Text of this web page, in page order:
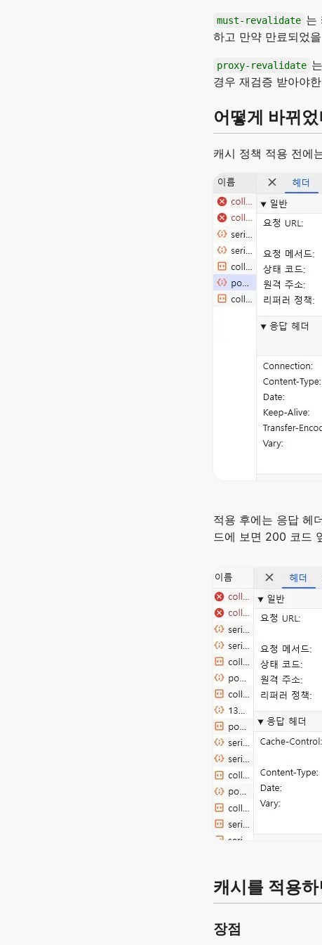
must-revalidate 는
하고 만약 만료되었
proxy-revalidate
경우 재검증 받아야
어떻게 바뀌
캐시 정책 적용 전에
적용 후에는 응답 헤
드에 보면 200 코드
캐시를 적용
장점